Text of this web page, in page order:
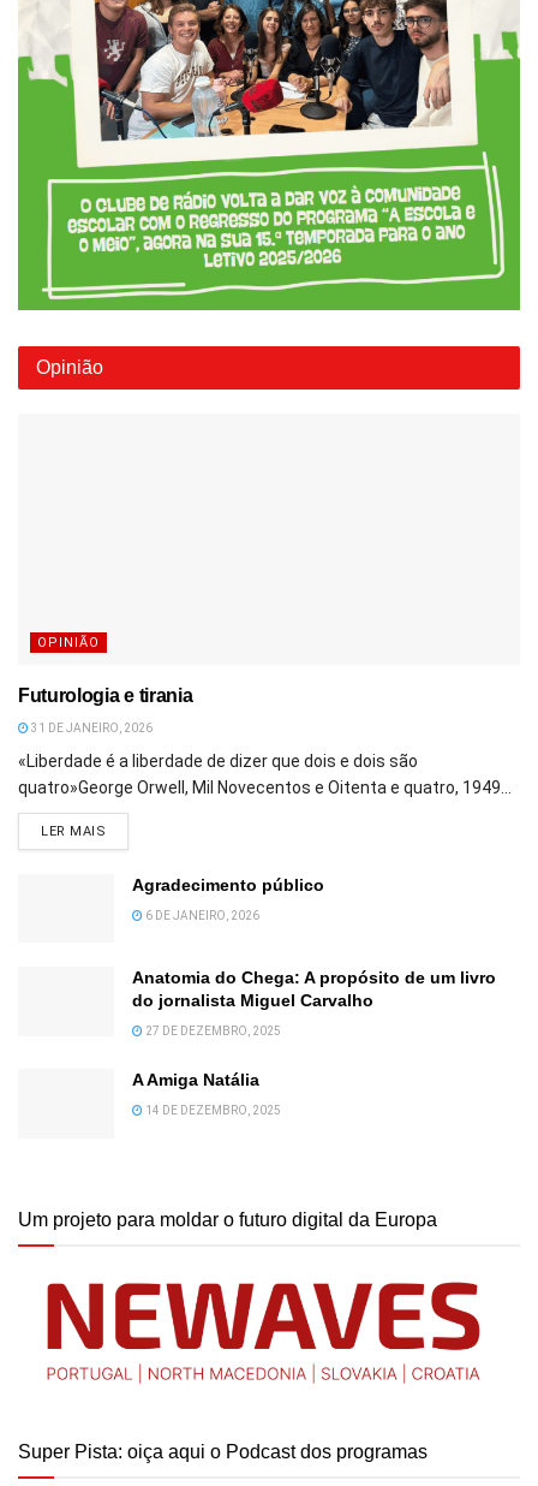
Opinião
OPINIÃO
Futurologia e tirania
31 DE JANEIRO, 2026
«Liberdade é a liberdade de dizer que dois e dois são
quatro»George Orwell, Mil Novecentos e Oitenta e quatro, 1949...
LER MAIS
Agradecimento público
6 DE JANEIRO, 2026
Anatomia do Chega: A propósito de um livro
do jornalista Miguel Carvalho
27 DE DEZEMBRO, 2025
A Amiga Natália
14 DE DEZEMBRO, 2025
Um projeto para moldar o futuro digital da Europa
Super Pista: oiça aqui o Podcast dos programas